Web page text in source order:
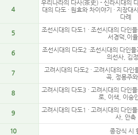
4
우리나라의 다사(茶史) - 신라시대의 다도 · 신라 이전의 차와 신라시
대의 다도 · 원효와 차이야기 · 지장대사와 금지차 ·
다례
5
조선시대의 다도1 · 조선시대의 다인들과 다시감상 · 서거정,김시습,
서경덕,이
6
조선시대의 다도2 ·조선시대의 다인들과 다시감상 - 다산 정약용,초
의선사, 김
7
고려시대의 다도2 · 고려시대의 다인들과 다시
곡, 정몽주
8
고려시대의 다도3 · 고려시대의 다인들과 다시감상
로, 이색, 이숭
9
고려시대의 다도1 · 고려시대의 다인들과 다시감상
사, 안축
10 종강식